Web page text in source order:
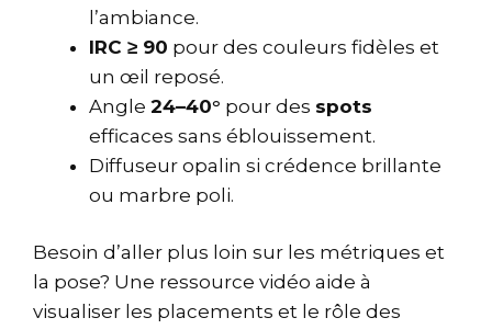
l’ambiance.
IRC ≥ 90 pour des couleurs fidèles et
un œil reposé.
Angle 24–40° pour des spots
efficaces sans éblouissement.
Diffuseur opalin si crédence brillante
ou marbre poli.
Besoin d’aller plus loin sur les métriques et
la pose? Une ressource vidéo aide à
visualiser les placements et le rôle des